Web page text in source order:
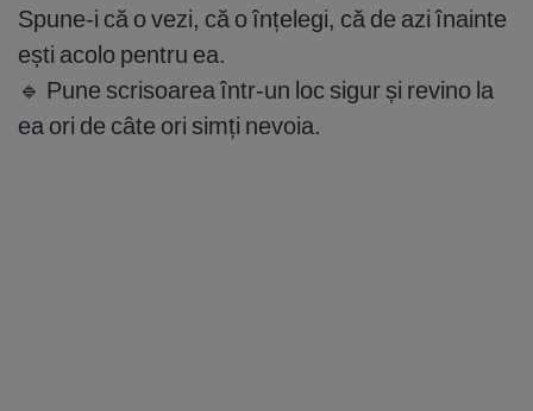
Spune-i că o vezi, că o înțelegi, că de azi înainte
ești acolo pentru ea.
🔹 Pune scrisoarea într-un loc sigur și revino la
ea ori de câte ori simți nevoia.